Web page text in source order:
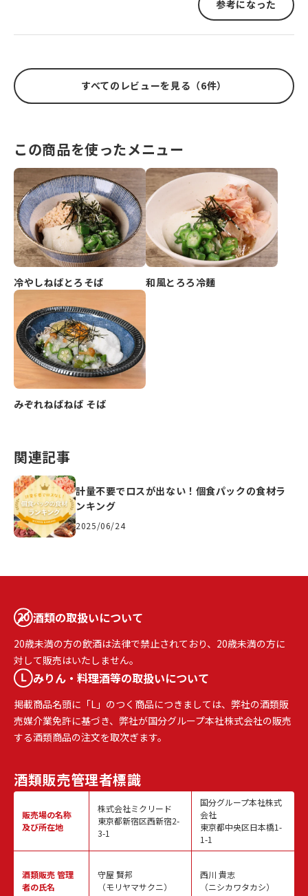
参考になった
すべてのレビューを見る（6件）
この商品を使ったメニュー
冷やしねばとろそば 和風とろろ冷麺
みぞれねばねば そば
関連記事
計量不要でロスが出ない！個食パックの食材ラ
ンキング
2025/06/24
酒類の取扱いについて
20歳未満の方の飲酒は法律で禁止されており、20歳未満の方に
対して販売はいたしません。
みりん・料理酒等の取扱いについて
掲載商品名頭に「L」のつく商品につきましては、弊社の酒類販
売媒介業免許に基づき、弊社が国分グループ本社株式会社の販売
する酒類商品の注文を取次ぎます。
酒類販売管理者標識
販売場の名称
及び所在地
酒類販売管理
者の氏名
株式会社ミクリード
東京都新宿区西新宿2-
3-1
守屋 賢邦
（モリヤマサクニ）
国分グループ本社株式
会社
東京都中央区日本橋1-
1-1
西川 貴志
（ニシカワタカシ）